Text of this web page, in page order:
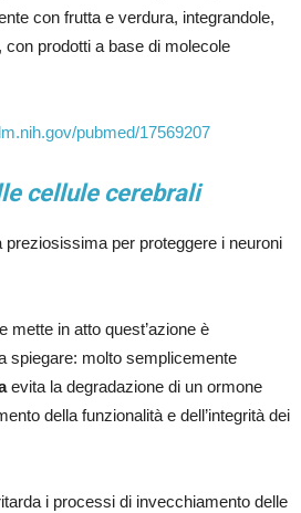
con frutta e verdura, integrandole,
prodotti a base di molecole
pubmed/17569207
cellule cerebrali
per proteggere i neuroni
mette in atto quest’azione è
spiegare: molto semplicemente
evita la degradazione di un ormone
della funzionalità e dell’integrità dei
i processi di invecchiamento delle